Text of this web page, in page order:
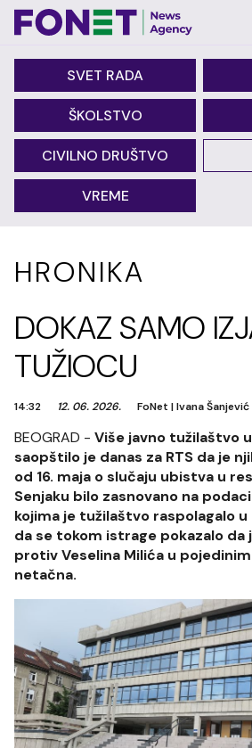
SVET RADA
ŠKOLSTVO
CIVILNO DRUŠTVO
VREME
HRONIKA
DOKAZ SAMO
TUŽIOCU
14:32 12. 06. 2026. FoNet |Ivana Šanjević
BEOGRAD - Više javno tužilaštvo
saopštilo je danas za RTS da je
od 16. maja o slučaju ubistva u
Senjaku bilo zasnovano na
kojima je tužilaštvo raspolagalo
da se tokom istrage pokazalo da
protiv Veselina Milića u
netačna.